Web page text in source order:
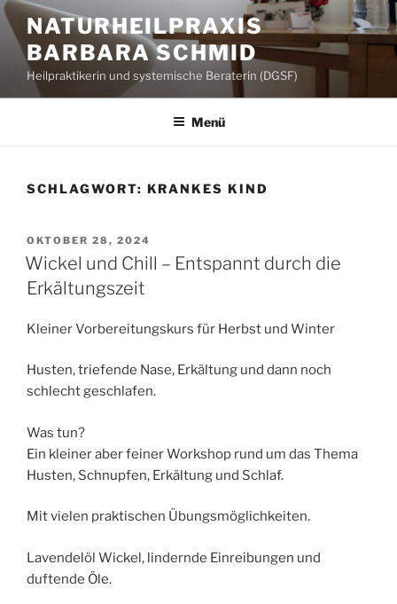
Zum
Inhalt
springen
NATURHEILPRAXIS
BARBARA SCHMID
Heilpraktikerin und systemische Beraterin (DGSF)
Menü
SCHLAGWORT: KRANKES KIND
VERÖFFENTLICHT
AM
OKTOBER 28, 2024
Wickel und Chill – Entspannt durch die
Erkältungszeit
Kleiner Vorbereitungskurs für Herbst und Winter
Husten, triefende Nase, Erkältung und dann noch
schlecht geschlafen.
Was tun?
Ein kleiner aber feiner Workshop rund um das Thema
Husten, Schnupfen, Erkältung und Schlaf.
Mit vielen praktischen Übungsmöglichkeiten.
Lavendelöl Wickel, lindernde Einreibungen und
duftende Öle.